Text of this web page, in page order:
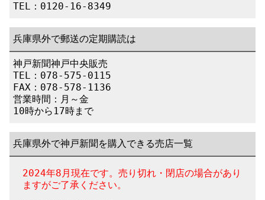
TEL：0120-16-8349
兵庫県外で郵送の定期購読は
神戸新聞神戸中央販売
TEL：078-575-0115
FAX：078-578-1136
営業時間：月～金
10時から17時まで
兵庫県外で神戸新聞を購入できる売店一覧
2024年8月現在です。売り切れ・閉店の場合があり
ますがご了承ください。